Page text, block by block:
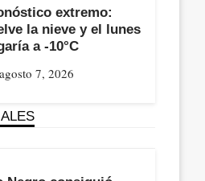
extremo:
la nieve y el lunes
a -10°C
agosto 7, 2026